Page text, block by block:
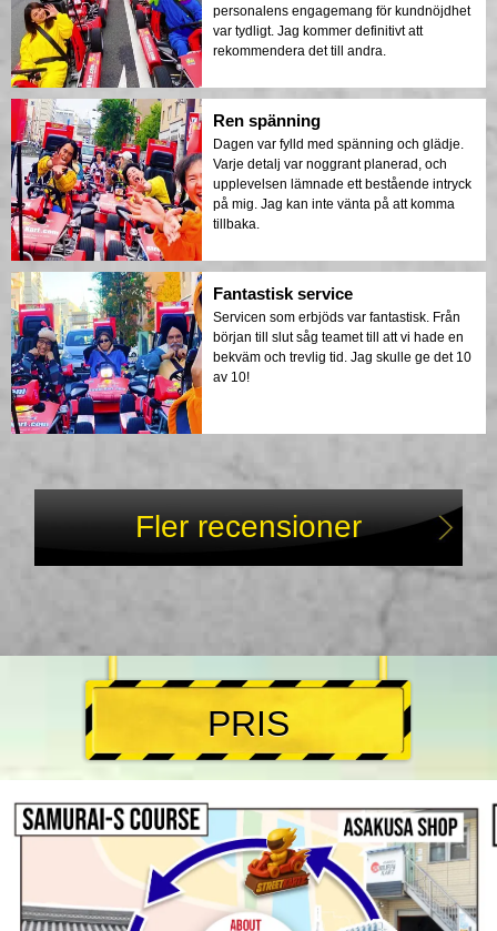
personalens engagemang för kundnöjdhet
var tydligt. Jag kommer definitivt att
rekommendera det till andra.
Ren spänning
Dagen var fylld med spänning och glädje.
Varje detalj var noggrant planerad, och
upplevelsen lämnade ett bestående intryck
på mig. Jag kan inte vänta på att komma
tillbaka.
Fantastisk service
Servicen som erbjöds var fantastisk. Från
början till slut såg teamet till att vi hade en
bekväm och trevlig tid. Jag skulle ge det 10
av 10!
Fler recensioner
PRIS